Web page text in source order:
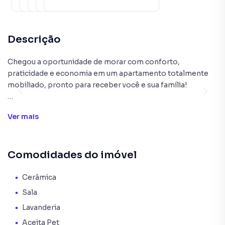
Descrição
Chegou a oportunidade de morar com conforto,
praticidade e economia em um apartamento totalmente
mobiliado, pronto para receber você e sua família!
bairro Bonsucesso, este excelente apartamento reúne
fácil acesso às principais vias de Guarulhos.
Com 44m² de área privativa, o imóvel está totalmente
mobiliado, oferecendo praticidade para quem deseja se
Ver mais
Comodidades do imóvel
Cerâmica
Sala
Lavanderia
Aceita Pet